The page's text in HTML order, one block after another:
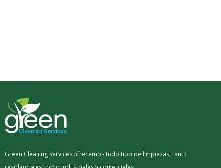
Green Cleaning Services ofrecemos todo tipo de limpiezas, tanto